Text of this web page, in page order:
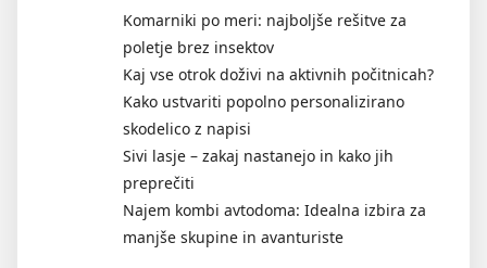
Komarniki po meri: najboljše rešitve za
poletje brez insektov
Kaj vse otrok doživi na aktivnih počitnicah?
Kako ustvariti popolno personalizirano
skodelico z napisi
Sivi lasje – zakaj nastanejo in kako jih
preprečiti
Najem kombi avtodoma: Idealna izbira za
manjše skupine in avanturiste